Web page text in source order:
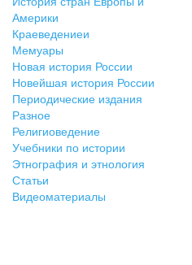
Америки
Краеведениеи
Мемуары
Новая история России
Новейшая история России
Периодические издания
Разное
Религиоведение
Учебники по истории
Этнография и этнология
Статьи
Видеоматериалы